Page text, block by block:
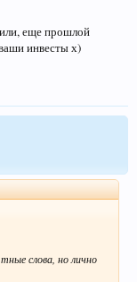
еще прошлой
инвесты х)
слова, но лично